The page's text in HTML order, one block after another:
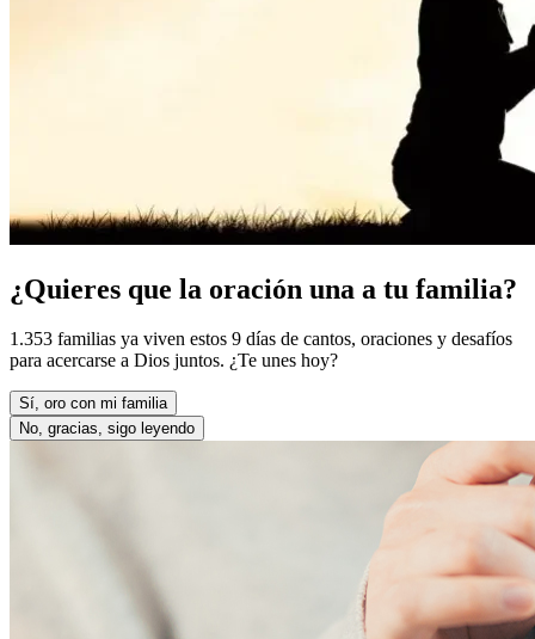
¿Quieres que la oración una a tu familia?
1.353 familias ya viven estos 9 días de cantos, oraciones y desafíos
para acercarse a Dios juntos. ¿Te unes hoy?
Sí, oro con mi familia
No, gracias, sigo leyendo